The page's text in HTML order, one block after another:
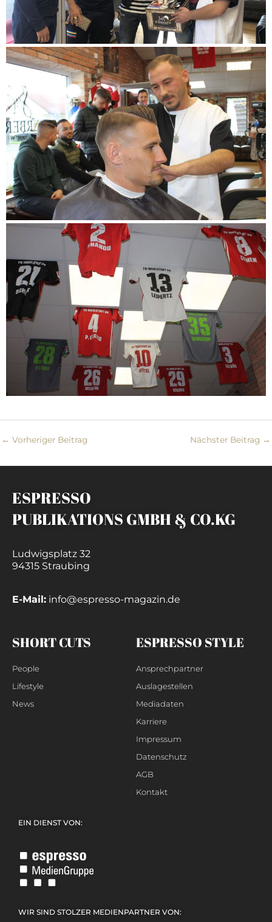
← Vorheriger Beitrag Nächster Beitrag →
ESPRESSO
PUBLIKATIONS GMBH & CO.KG
Ludwigsplatz 32
94315 Straubing
E-Mail: info@espresso-magazin.de
SHORT CUTS
People
Lifestyle
News
ESPRESSO STYLE
Ansprechpartner
Auslagestellen
Mediadaten
Karriere
Impressum
Datenschutz
AGB
Kontakt
EIN DIENST VON:
WIR SIND STOLZER MEDIENPARTNER VON: